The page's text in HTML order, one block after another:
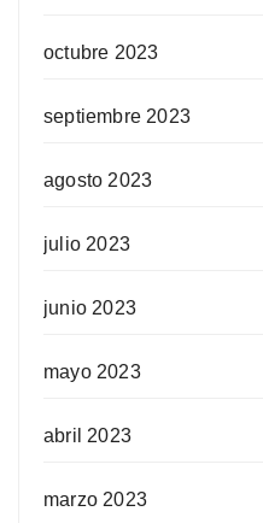
octubre 2023
septiembre 2023
agosto 2023
julio 2023
junio 2023
mayo 2023
abril 2023
marzo 2023